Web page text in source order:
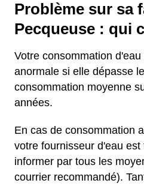
Problème sur sa
Pecqueuse : qui
Votre consommation
anormale si elle dépasse
consommation moyenne
années.
En cas de consommation
votre fournisseur d'eau est
informer par tous les
courrier recommandé).